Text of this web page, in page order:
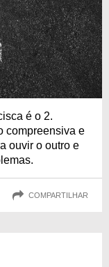
é o 2.
compreensiva e
ouvir o outro e
COMPARTILHAR